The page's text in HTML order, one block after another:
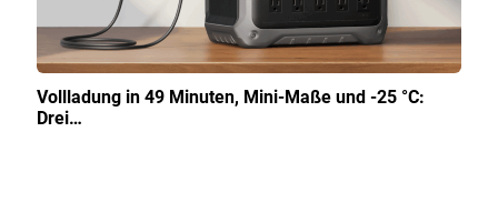
Vollladung in 49 Minuten, Mini-Maße und -25 °C:
Drei…